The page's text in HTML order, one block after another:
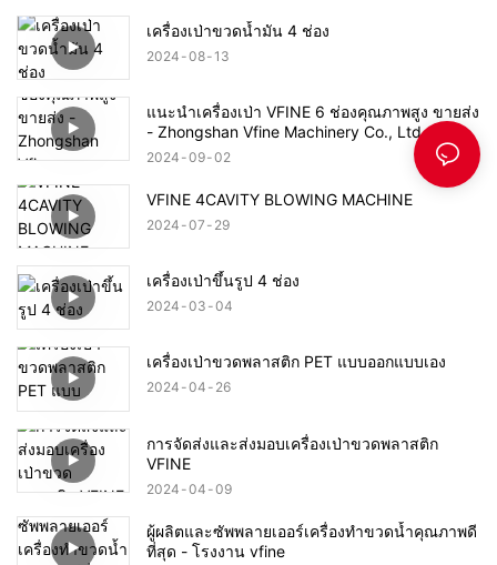
เครื่องเป่าขวดน้ำมัน 4 ช่อง
2024 08 13
แนะนำเครื่องเป่า VFINE 6 ช่องคุณภาพสูง ขายส่ง
- Zhongshan Vfine Machinery Co., Ltd
2024 09 02
VFINE 4CAVITY BLOWING MACHINE
2024 07 29
เครื่องเป่าขึ้นรูป 4 ช่อง
2024 03 04
เครื่องเป่าขวดพลาสติก PET แบบออกแบบเอง
2024 04 26
การจัดส่งและส่งมอบเครื่องเป่าขวดพลาสติก
VFINE
2024 04 09
ผู้ผลิตและซัพพลายเออร์เครื่องทำขวดน้ำคุณภาพดี
ที่สุด - โรงงาน vfine